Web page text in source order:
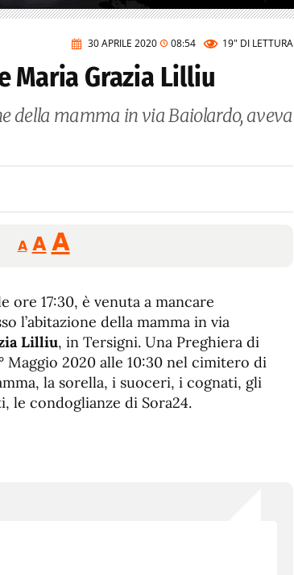
30 APRILE 2020 08:54 19" DI LETTURA
Maria Grazia Lilliu
della mamma in via Baiolardo, aveva
A
Reducir
tamaño
A Restablecer
tamaño
de
fuente
AAumentar
de
fuente.
ore 17:30, è venuta a mancare
l’abitazione della mamma in via
Lilliu, in Tersigni. Una Preghiera di
Maggio 2020 alle 10:30 nel cimitero di
la sorella, i suoceri, i cognati, gli
condoglianze di Sora24.